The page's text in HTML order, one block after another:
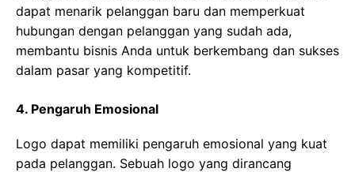
dapat menarik pelanggan baru dan memperkuat
hubungan dengan pelanggan yang sudah ada,
membantu bisnis Anda untuk berkembang dan sukses
dalam pasar yang kompetitif.
4. Pengaruh Emosional
Logo dapat memiliki pengaruh emosional yang kuat
pada pelanggan. Sebuah logo yang dirancang